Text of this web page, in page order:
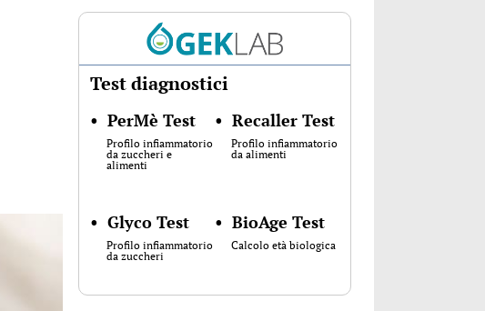
Test diagnostici
• PerMè Test
Profilo infiammatorio
da zuccheri e
alimenti
• Recaller Test
Profilo infiammatorio
da alimenti
• Glyco Test
Profilo infiammatorio
da zuccheri
• BioAge Test
Calcolo età biologica